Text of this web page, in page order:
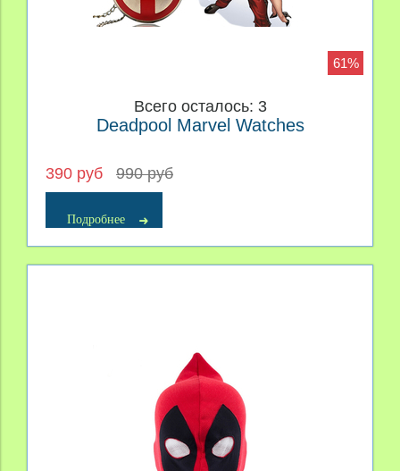
61%
Всего осталось: 3
Deadpool Marvel Watches
390 руб 990 руб
Подробнее